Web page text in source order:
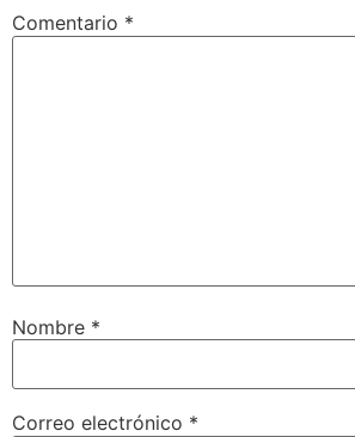
Comentario *
Nombre *
Correo electrónico *